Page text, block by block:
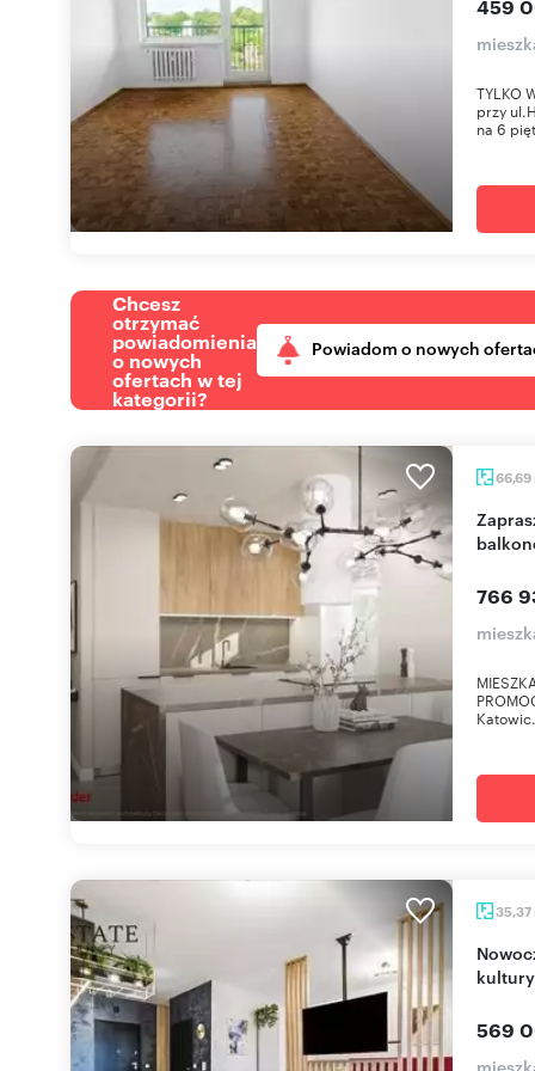
459
TYLKO
przy
na 6
Chcesz
otrzymać
powiadomienia
o nowych
ofertach w tej
kategorii?
Powiadom o nowych
66,69
Zapraszam do 3-pokojowego mieszkania z
766
35,37
Nowoczesna kawalerka z balkonem (blisko
569